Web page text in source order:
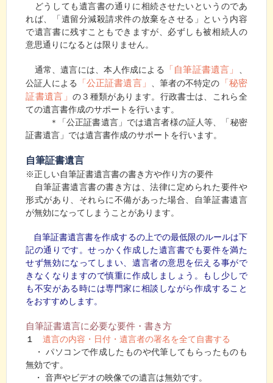
どうしても遺言書の通りに相続させたいというのであ
れば、「遺留分減殺請求件の放棄をさせる」という内容
で遺言書に残すこともできますが、必ずしも被相続人の
意思通りになるとは限りません。
通常、遺言には、本人作成による 「自筆証書遺言」
公証人による
「公正証書遺言」 、筆者の不特定の 「秘密
証書遺言」の３種類があります。行政書士は、これら全
ての遺言書作成のサポートを行います。
＊
「公正証書遺言」では遺言者様の証人等、「秘密
証書遺言」では遺言書作成のサポートを行います。
自筆証書遺言
※正しい自筆証書遺言書の書き方や作り方の要件
自筆証書遺言書の書き方は、法律に定められた要件や
形式があり、それらに不備があった場合、自筆証書遺言
が無効になってしまうことがあります。
自筆証書遺言書を作成するの上での最低限のルールは下
記の通りです。せっかく作成した遺言書でも要件を満た
せず無効になってしまい、遺言者の意思を伝える事がで
きなくなりますので慎重に作成しましょう。もし少しで
も不安がある時には専門家に相談しながら作成すること
をおすすめします。
自筆証書遺言に必要な要件・書き方
１
遺言の内容・日付・遺言者の署名を全て自書する
・ パソコンで作成したものや代筆してもらったものも
無効です。
・ 音声やビデオの映像での遺言は無効です。